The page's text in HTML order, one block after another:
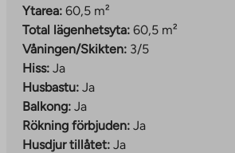
Ytarea: 60,5 m²
Total lägenhetsyta: 60,5 m²
Våningen/Skikten: 3/5
Hiss: Ja
Husbastu: Ja
Balkong: Ja
Rökning förbjuden: Ja
Husdjur tillåtet: Ja